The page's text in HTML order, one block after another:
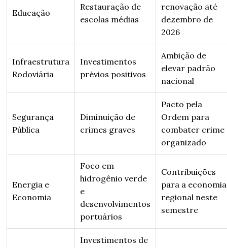
Educação
Restauração de
escolas médias
renovação até
dezembro de
2026
Infraestrutura
Rodoviária
Investimentos
prévios positivos
Ambição de
elevar padrão
nacional
Segurança
Pública
Diminuição de
crimes graves
Pacto pela
Ordem para
combater crime
organizado
Energia e
Economia
Foco em
hidrogênio verde
e
desenvolvimentos
portuários
Contribuições
para a economia
regional neste
semestre
Investimentos de